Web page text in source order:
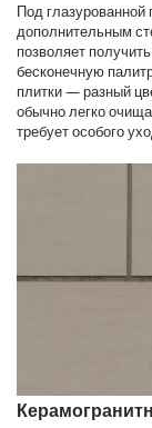
Под
дополнительным
позволяет
бесконечную
плитки — разный
обычно легко
требует особого